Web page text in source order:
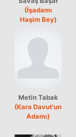
(İşadamı
Haşim Bey)
Metin Tabak
(Kara Davut'un
Adamı)